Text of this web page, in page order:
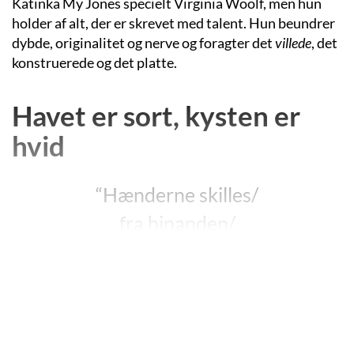
holder af alt, der er skrevet med talent. Hun beundrer
dybde, originalitet og nerve og foragter detvillede, det
konstruerede og det platte.
Havet er sort, kysten er
hvid
“Hænderne skilles/
fra hinanden/